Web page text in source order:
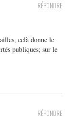
RÉPONDRE
celà donne le
publiques; sur le
RÉPONDRE